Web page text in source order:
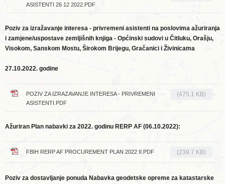
ASISTENTI 26 12 2022.PDF
Poziv za izražavanje interesa - privremeni asistenti na poslovima ažuriranja
i zamjene/uspostave zemljišnih knjiga - Općinski sudovi u Čitluku, Orašju,
Visokom, Sanskom Mostu, Širokom Brijegu, Gračanici i Živinicama
27.10.2022. godine
POZIV ZA IZRAZAVANJE INTERESA - PRIVREMENI
ASISTENTI.PDF
(475.1 KB)
Ažuriran Plan nabavki za 2022. godinu RERP AF (06.10.2022):
FBIH RERP AF PROCUREMENT PLAN 2022 II.PDF (239.7 KB)
Poziv za dostavljanje ponuda Nabavka geodetske opreme za katastarske